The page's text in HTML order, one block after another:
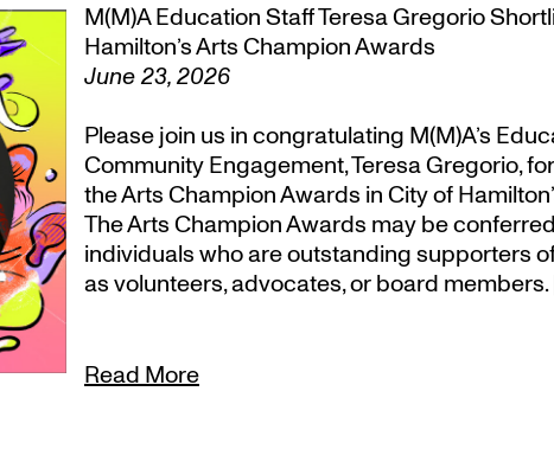
M(M)A Education Staff Teresa Gregorio
Hamilton’s Arts Champion Awards
June 23, 2026
Please join us in congratulating M(M)A’s
Community Engagement, Teresa Gregorio,
the Arts Champion Awards in City of
The Arts Champion Awards may be
individuals who are outstanding supporters
as volunteers, advocates, or board
Read More